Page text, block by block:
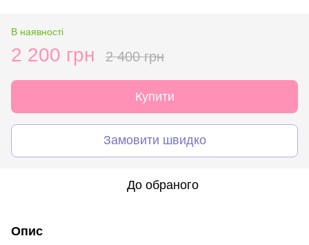
В наявності
2 200 грн 2 400 грн
Купити
Замовити швидко
До обраного
Опис